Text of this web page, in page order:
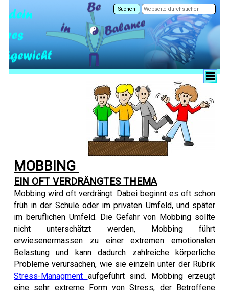
Suchen
MOBBING
EIN OFT VERDRÄNGTES THEMA
Mobbing wird oft verdrängt. Dabei beginnt es oft schon
früh in der Schule oder im privaten Umfeld, und später
im beruflichen Umfeld. Die Gefahr von Mobbing sollte
nicht unterschätzt werden, Mobbing führt
erwiesenermassen zu einer extremen emotionalen
Belastung und kann dadurch zahlreiche körperliche
Probleme verursachen, wie sie einzeln unter der Rubrik
Stress-Managment aufgeführt sind. Mobbing erzeugt
eine sehr extreme Form von Stress, der Betroffene